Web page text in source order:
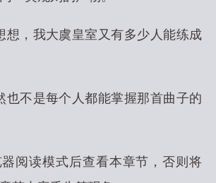
想，我大虞皇室又有多少人能练成
也不是每个人都能掌握那首曲子的
阅读模式后查看本章节，否则将